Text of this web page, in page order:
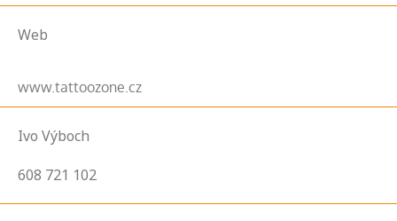
Web
www.tattoozone.cz
Ivo Výboch
608 721 102